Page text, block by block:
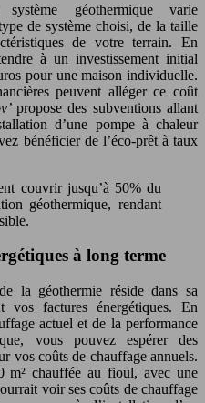
géothermique varie
de système choisi, de la taille
de votre terrain. En
à un investissement initial
pour une maison individuelle.
peuvent alléger ce coût
propose des subventions allant
d’une pompe à chaleur
bénéficier de l’éco-prêt à taux
géothermique, rendant
à long terme
la géothermie réside dans sa
vos factures énergétiques. En
actuel et de la performance
vous pouvez espérer des
vos coûts de chauffage annuels.
m² chauffée au fioul, avec une
voir ses coûts de chauffage